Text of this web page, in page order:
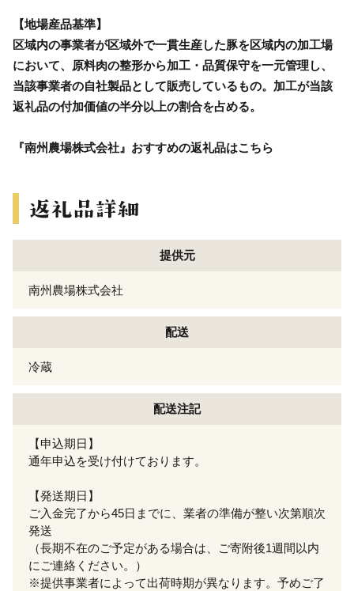
【地場産品基準】
区域内の事業者が区域外で一貫生産した豚を区域内の加工場
において、原料肉の整形から加工・品質保守を一元管理し、
当該事業者の自社製品として販売しているもの。加工が当該
返礼品の付加価値の半分以上の割合を占める。
『南州農場株式会社』おすすめの返礼品はこちら
提供元
南州農場株式会社
配送
冷蔵
配送注記
【申込期日】
通年申込を受け付けております。
【発送期日】
ご入金完了から45日までに、業者の準備が整い次第順次
発送
（長期不在のご予定がある場合は、ご寄附後1週間以内
にご連絡ください。）
※提供事業者によって出荷時期が異なります。予めご了